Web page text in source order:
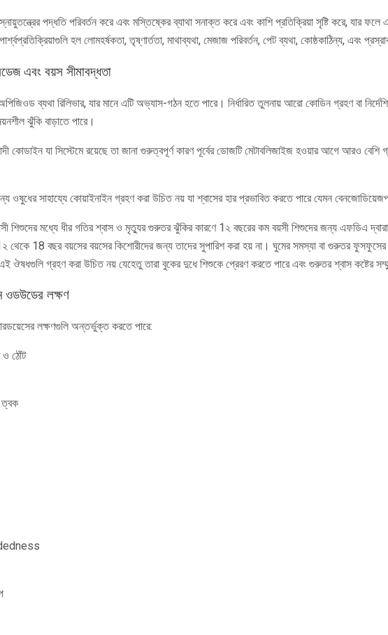
পদ্ধতি পরিবর্তন করে এবং মস্তিষ্কের ব্যাথা সনাক্ত করে এবং কাশি প্রতিক্রিয়া সৃষ্টি করে, যার ফলে
হল লোমহর্ষকতা, তৃষ্ণার্ততা, মাথাব্যথা, মেজাজ পরিবর্তন, পেট ব্যথা, কোষ্ঠকাঠিন্য, এবং
এবং বয়স সীমাবদ্ধতা
ব্যথা রিলিভার, যার মানে এটি অভ্যাস-গঠন হতে পারে। নির্ধারিত তুলনায় আরো কোডিন গ্রহণ বা
ঝুঁকি বাড়াতে পারে।
কোডাইন যা সিস্টেমে রয়েছে তা জানা গুরুত্বপূর্ণ কারণ পূর্বের ডোজটি মেটাবলিজাইজ হওয়ার আগে আরও
ওষুধের সাহায্যে কোয়াইনাইন গ্রহণ করা উচিত নয় যা শ্বাসের হার প্রভাবিত করতে পারে যেমন
শিশুদের মধ্যে ধীর গতির শ্বাস ও মৃত্যুর গুরুতর ঝুঁকির কারণে 1২ বছরের কম বয়সী শিশুদের জন্য এফডিএ
থেকে 18 বছর বয়সের বয়সের কিশোরীদের জন্য তাদের সুপারিশ করা হয় না। ঘুমের সমস্যা বা গুরুতর
ঔষধগুলি গ্রহণ করা উচিত নয় যেহেতু তারা বুকের দুধে শিশুকে প্রেরণ করতে পারে এবং গুরুতর শ্বাস কষ্টের
ওডউডের লক্ষণ
লক্ষণগুলি অন্তর্ভুক্ত করতে পারে:
ও ঠোঁট
ত্বক